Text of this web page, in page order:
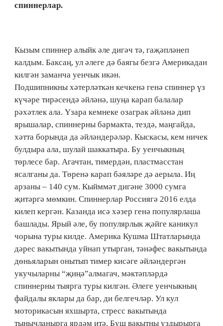
спиннерлар.
Кызым спиннер алыйк әле дигәч тә, гаҗәпләнеп
калдым. Баксаң, ул әлеге дә баягы безгә Америкадан
килгән заманча уенчык икән.
Подшипникны хәтерләткән кечкенә генә спиннер үз
күчәре тирәсендә әйләнә, шуңа карап балалар
рәхәтлек ала. Үзара кемнеке озаграк әйләнә дип
ярышалар, спиннерны бармакта, тездә, маңгайда,
хәтта борында да әйләндерәләр. Кыскасы, кем ничек
булдыра ала, шулай шаккатыра. Бу уенчыкның
төрлесе бар. Агачтан, тимердән, пластмасстан
ясалганы да. Төренә карап бәяләре дә аерыла. Иң
арзаны – 140 сум. Кыйммәт дигәне 3000 сумга
җитәргә мөмкин. Спиннерлар Россиягә 2016 елда
килеп кергән. Казанда исә хәзер генә популярлаша
башлады. Ярый әле, бу популярлык җәйге каникул
чорына туры килде. Америка Кушма Штатларында
дәрес вакытында уйнап утырган, тәнәфес вакытында
дөньяларын онытып тимер кисәге әйләндергән
укучыларны “җиңә”алмагач, мәктәпләрдә
спиннерны тыярга туры килгән. Әлеге уенчыкның
файдалы яклары да бар, ди белгечләр. Ул кул
моторикасын яхшырта, стресс вакытында
тынычланырга ярдәм итә. Буш вакытны уздырырга